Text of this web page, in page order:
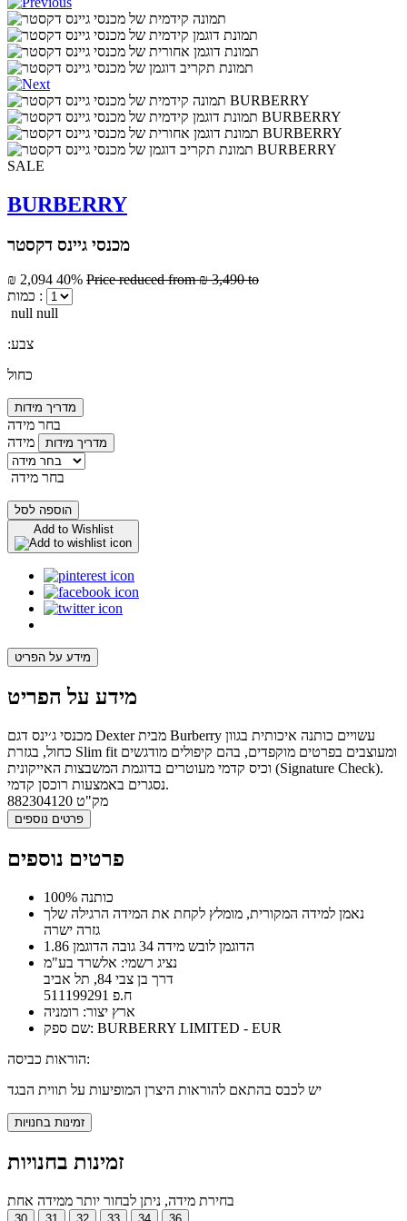
SALE
BURBERRY
מכנסי גיינס דקסטר
₪ 2,094 40% Price reduced from₪ 3,490 to
כמות :
null null
:צבע
כחול
מדריך מידות
בחר מידה
מידה
מדריך מידות
בחר מידה
הוספה לסל
Add to Wishlist
מידע על הפריט
מידע על הפריט
מכנסי ג׳ינס דגם Dexter מבית Burberry עשויים כותנה איכותית בגוון
כחול, בגזרת Slim fit ומעוצבים בפרטים מוקפדים, בהם קיפולים מודגשים
וכיס קדמי מעוטרים בדוגמת המשבצות האייקונית (Signature Check).
נסגרים באמצעות רוכסן קדמי.
מק"ט 882304120
פרטים נוספים
פרטים נוספים
100% כותנה
נאמן למידה המקורית, מומלץ לקחת את המידה הרגילה שלך
גזרה ישרה
הדוגמן לובש מידה 34 גובה הדוגמן 1.86
נציג רשמי: אלשרד בע"מ
דרך בן צבי 84, תל אביב
ח.פ 511199291
ארץ יצור: רומניה
שם ספק: BURBERRY LIMITED - EUR
הוראות כביסה:
יש לכבס בהתאם להוראות היצרן המופיעות על תווית הבגד
זמינות בחנויות
זמינות בחנויות
בחירת מידה, ניתן לבחור יותר ממידה אחת